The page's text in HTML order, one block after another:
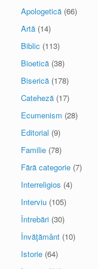
Apologetică (66)
Artă (14)
Biblic (113)
Bioetică (38)
Biserică (178)
Cateheză (17)
Ecumenism (28)
Editorial (9)
Familie (78)
Fără categorie (7)
Interreligios (4)
Interviu (105)
Întrebări (30)
Învăţământ (10)
Istorie (64)